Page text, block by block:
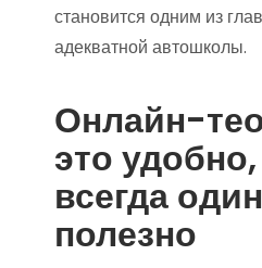
становится одним из
адекватной автошколы.
Онлайн-
это
всегда
полезно